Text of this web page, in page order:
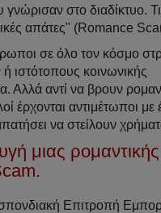
στο διαδίκτυο. Τι
απάτες" (Romance
σε όλο τον κόσμο
ιστότοπους κοινωνικής
Αλλά αντί να βρουν
έρχονται αντιμέτωποι με
να στείλουν
μιας ρομαντικής
Επιτροπή